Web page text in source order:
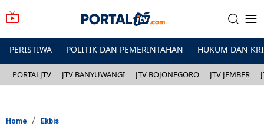
PERISTIWA POLITIK DAN PEMERINTAHAN HUKUM DAN
PORTALJTV JTV BANYUWANGI JTV BOJONEGORO JTV JEMBER
Home Ekbis